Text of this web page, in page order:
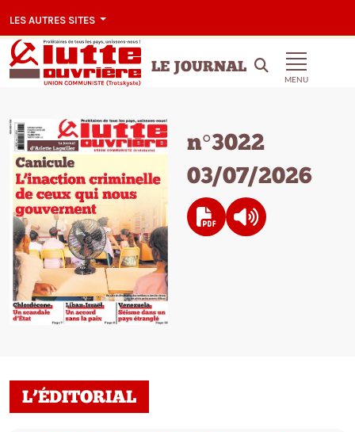
LES AUTRES SITES
LE JOURNAL
MENU
n°3022
03/07/2026
L’ÉDITORIAL